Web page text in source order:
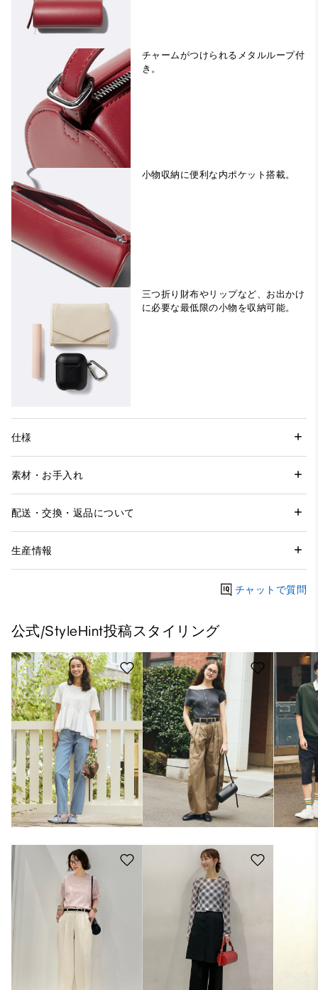
チャームがつけられるメタルループ付
き。
小物収納に便利な内ポケット搭載。
三つ折り財布やリップなど、お出かけ
に必要な最低限の小物を収納可能。
仕様
素材・お手入れ
配送・交換・返品について
生産情報
チャットで質問
公式/StyleHint投稿スタイリング